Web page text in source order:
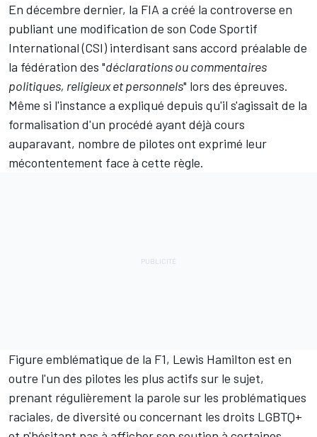
En décembre dernier, la FIA a créé la controverse en
publiant une modification de son Code Sportif
International(CSI) interdisant sans accord préalable de
la fédération des "déclarations ou commentaires
politiques, religieux et personnels" lors des épreuves.
Même si l'instance a expliqué depuis qu'il s'agissait de la
formalisation d'un procédé ayant déjà cours
auparavant, nombre de pilotes ont exprimé leur
mécontentement face à cette règle.
Figure emblématique de la F1, Lewis Hamilton est en
outre l'un des pilotes les plus actifs sur le sujet,
prenant régulièrement la parole sur les problématiques
raciales, de diversité ou concernant les droits LGBTQ+